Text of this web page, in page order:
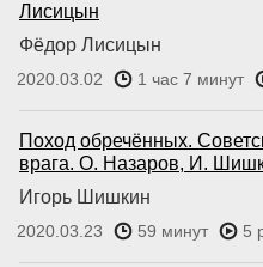
Лисицын
Фёдор Лисицын
2020.03.02 1 час 7 минут
Поход обречённых.
врага. О. Назаров, И.
Игорь Шишкин
2020.03.23 59 минут 5